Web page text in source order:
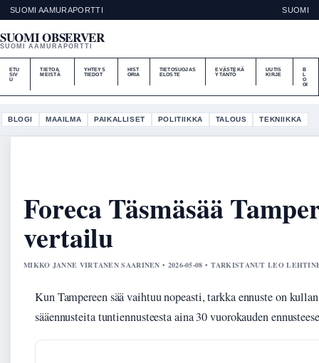
SUOMI AAMURAPORTTI SUOMI
SUOMI OBSERVER
SUOMI AAMURAPORTTI
ETU
SIV
U
TIETOA
MEISTÄ
YHTEYS
TIEDOT
HIST
ORIA
TIETOSUOJAS
ELOSTE
EVÄSTEKÄ
YTÄNTÖ
UUTIS
KIRJE
B
O
GI
BLOGI MAAILMA PAIKALLISET POLITIIKKA TALOUS TEKNIIKKA
Foreca Täsmäsää
vertailu
MIKKO JANNE VIRTANEN SAARINEN • 2026-05-08 • TARKISTANUT LEO
Kun Tampereen sää vaihtuu nopeasti, tarkka ennuste on
sääennusteita tuntiennusteesta aina 30 vuorokauden